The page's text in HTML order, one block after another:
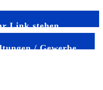
Link stehen
/ Gewerbe